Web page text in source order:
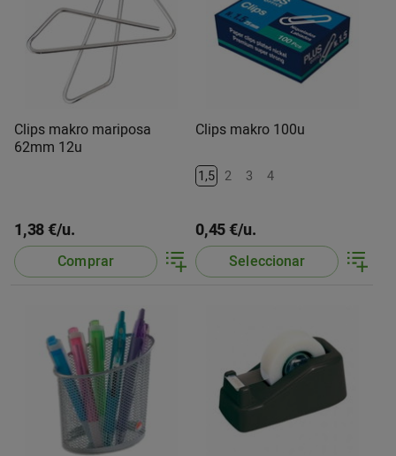
Clips makro mariposa
62mm 12u
1,38 €/u.
Comprar
Clips makro 100u
1,5 2 3 4
0,45 €/u.
Seleccionar